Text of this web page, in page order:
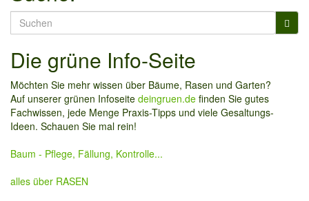
Search
for:
Die grüne Info-Seite
Möchten Sie mehr wissen über Bäume, Rasen und Garten?
Auf unserer grünen Infoseite deingruen.de finden Sie gutes
Fachwissen, jede Menge Praxis-Tipps und viele Gesaltungs-
Ideen. Schauen Sie mal rein!
Baum - Pflege, Fällung, Kontrolle...
alles über RASEN